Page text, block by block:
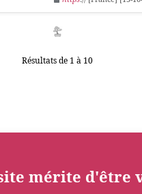
Résultats de 1 à 10
mérite d'être